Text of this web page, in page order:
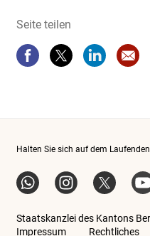
Seite teilen
Seite teilenSeite teilenSeite teilen
Halten Sie sich auf dem
WhatsAppInstagram BE
Twitter
Staatskanzlei des Kantons
Impressum
Rechtliches